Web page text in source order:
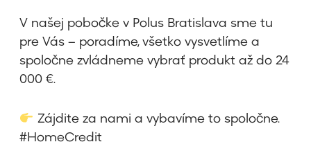
V našej pobočke v Polus Bratislava sme tu
pre Vás – poradíme, všetko vysvetlíme a
spoločne zvládneme vybrať produkt až do 24
000 €.
Zájdite za nami a vybavíme to spoločne.
#HomeCredit